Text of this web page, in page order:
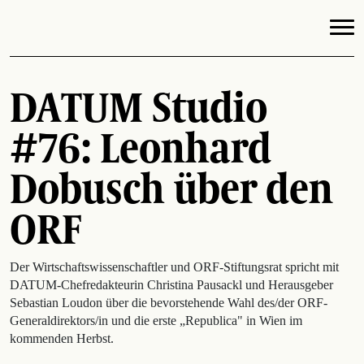
DATUM Studio
#76: Leonhard
Dobusch über den
ORF
Der Wirtschaftswissenschaftler und ORF-Stiftungsrat spricht mit
DATUM-Chefredakteurin Christina Pausackl und Herausgeber
Sebastian Loudon über die bevorstehende Wahl des/der ORF-
Generaldirektors/in und die erste „Republica" in Wien im
kommenden Herbst.